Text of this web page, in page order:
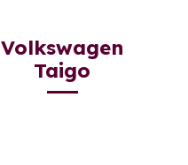
Volkswagen
Taigo